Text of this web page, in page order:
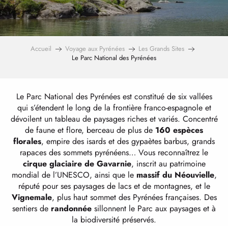
Accueil Voyage aux Pyrénées
Les Grands Sites
Le Parc National des Pyrénées
Le Parc National des Pyrénées est constitué de six vallées
qui s’étendent le long de la frontière franco-espagnole et
dévoilent un tableau de paysages riches et variés. Concentré
de faune et flore, berceau de plus de 160 espèces
florales, empire des isards et des gypaètes barbus, grands
rapaces des sommets pyrénéens… Vous reconnaîtrez le
cirque glaciaire de Gavarnie, inscrit au patrimoine
mondial de l’UNESCO, ainsi que le massif du Néouvielle,
réputé pour ses paysages de lacs et de montagnes, et le
Vignemale, plus haut sommet des Pyrénées françaises. Des
sentiers de randonnée sillonnent le Parc aux paysages et à
la biodiversité préservés.